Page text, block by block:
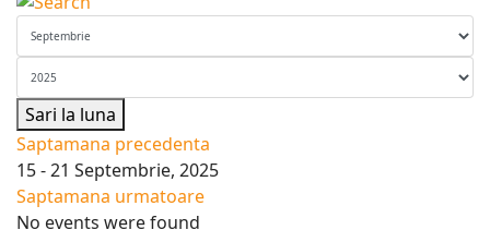
Sari la luna
Saptamana precedenta
15 - 21 Septembrie, 2025
Saptamana urmatoare
No events were found